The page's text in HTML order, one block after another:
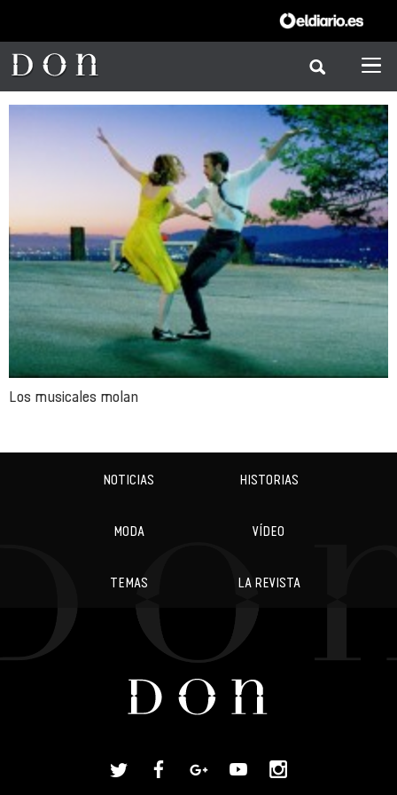
Los musicales molan
NOTICIAS HISTORIAS
MODA VÍDEO
TEMAS LA REVISTA